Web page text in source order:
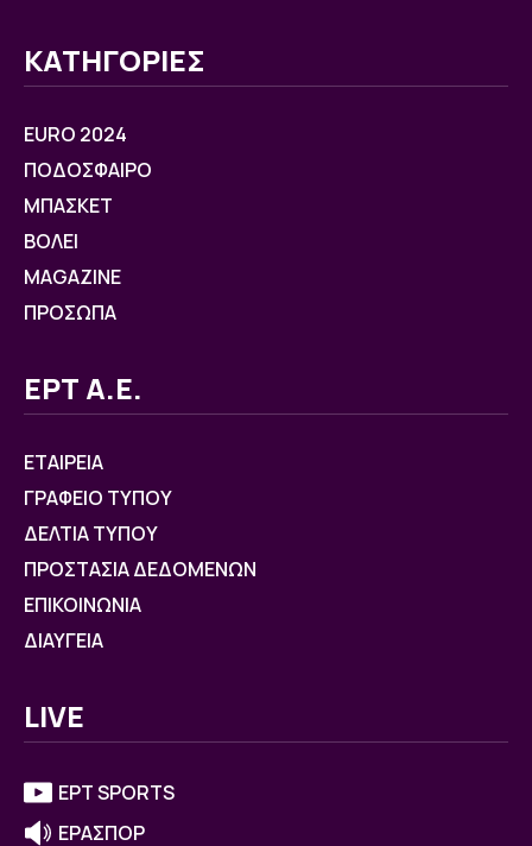
ΚΑΤΗΓΟΡΙΕΣ
EURO 2024
ΠΟΔΟΣΦΑΙΡΟ
ΜΠΑΣΚΕΤ
ΒOΛΕΙ
MAGAZINE
ΠΡΟΣΩΠΑ
ΕΡΤ Α.Ε.
ΕΤΑΙΡΕΙΑ
ΓΡΑΦΕΙΟ ΤΥΠΟΥ
ΔΕΛΤΙΑ ΤΥΠΟΥ
ΠΡΟΣΤΑΣΙΑ ΔΕΔΟΜΕΝΩΝ
ΕΠΙΚΟΙΝΩΝΙΑ
ΔΙΑΥΓΕΙΑ
LIVE
ΕΡΤ SPORTS
ΕΡΑΣΠΟΡ